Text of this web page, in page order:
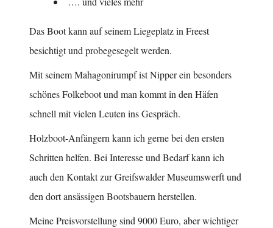
Das Boot kann auf seinem Liegeplatz in Freest
besichtigt und probegesegelt werden.
Mit seinem Mahagonirumpf ist Nipper ein besonders
schönes Folkeboot und man kommt in den Häfen
schnell mit vielen Leuten ins Gespräch.
Holzboot-Anfängern kann ich gerne bei den ersten
Schritten helfen. Bei Interesse und Bedarf kann ich
auch den Kontakt zur Greifswalder Museumswerft und
den dort ansässigen Bootsbauern herstellen.
Meine Preisvorstellung sind 9000 Euro, aber wichtiger